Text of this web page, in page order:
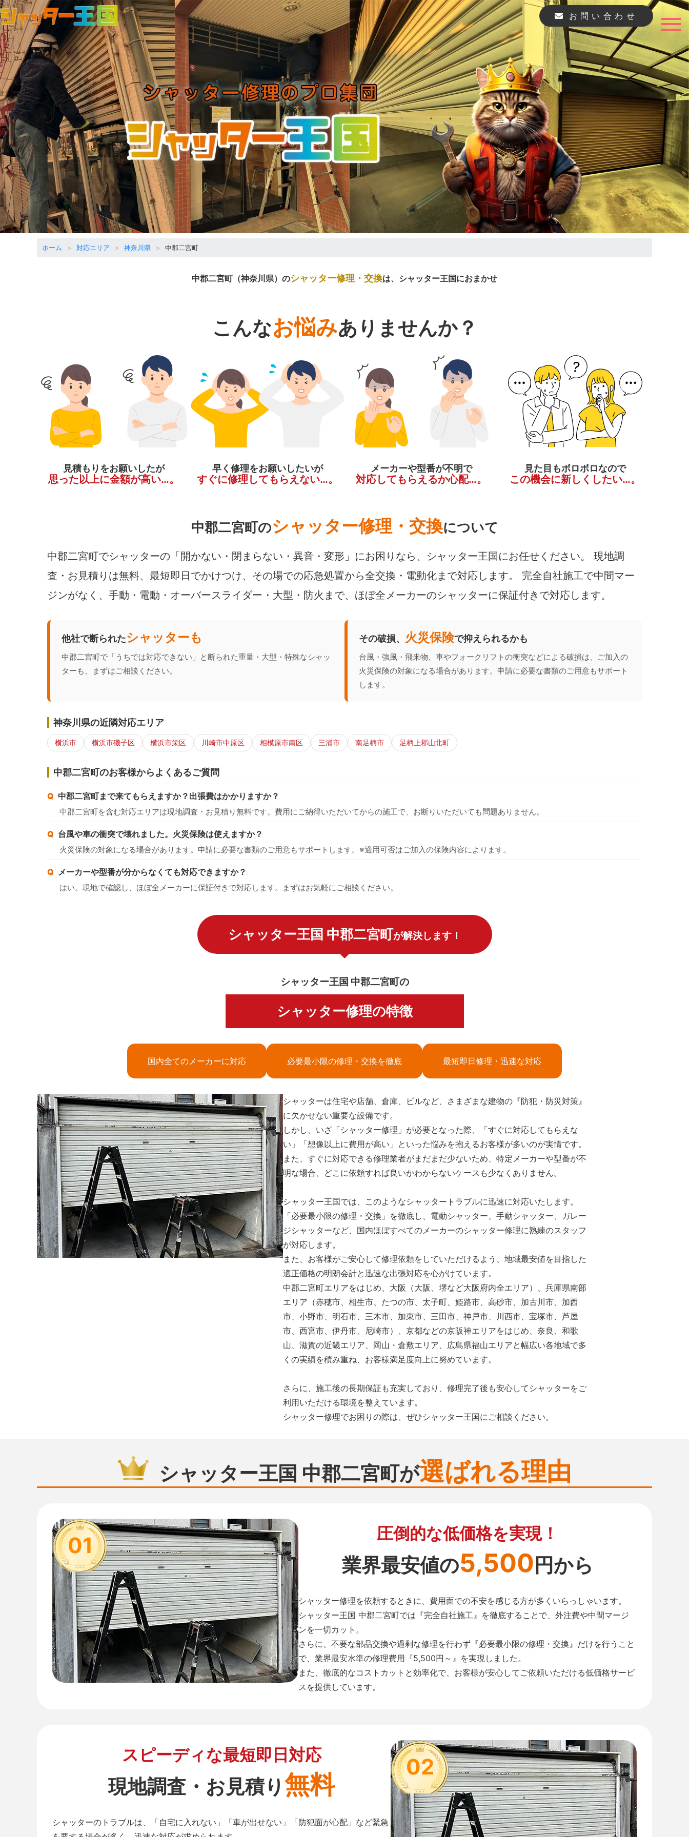
お問い合わせ
ホーム 対応エリア 神奈川県 中郡二宮町
中郡二宮町（神奈川県）のシャッター修理・交換は、シャッター王国におまかせ
こんなお悩みありませんか？
見積もりをお願いしたが
思った以上に金額が高い…。
早く修理をお願いしたいが
すぐに修理してもらえない…。
メーカーや型番が不明で
対応してもらえるか心配…。
見た目もボロボロなので
この機会に新しくしたい…。
中郡二宮町のシャッター修理・交換について
中郡二宮町でシャッターの「開かない・閉まらない・異音・変形」にお困りなら、シャッター王国にお任せください。 現地調
査・お見積りは無料、最短即日でかけつけ、その場での応急処置から全交換・電動化まで対応します。 完全自社施工で中間マー
ジンがなく、手動・電動・オーバースライダー・大型・防火まで、ほぼ全メーカーのシャッターに保証付きで対応します。
他社で断られたシャッターも
中郡二宮町で「うちでは対応できない」と断られた重量・大型・特殊なシャッ
ターも、まずはご相談ください。
その破損、 火災保険で抑えられるかも
台風・強風・飛来物、車やフォークリフトの衝突などによる破損は、ご加入の
火災保険の対象になる場合があります。申請に必要な書類のご用意もサポート
します。
神奈川県の近隣対応エリア
横浜市 横浜市磯子区 横浜市栄区 川崎市中原区 相模原市南区 三浦市 南足柄市 足柄上郡山北町
中郡二宮町のお客様からよくあるご質問
中郡二宮町まで来てもらえますか？出張費はかかりますか？
中郡二宮町を含む対応エリアは現地調査・お見積り無料です。費用にご納得いただいてからの施工で、お断りいただいても問題ありません。
台風や車の衝突で壊れました。火災保険は使えますか？
火災保険の対象になる場合があります。申請に必要な書類のご用意もサポートします。※適用可否はご加入の保険内容によります。
メーカーや型番が分からなくても対応できますか？
はい。現地で確認し、ほぼ全メーカーに保証付きで対応します。まずはお気軽にご相談ください。
シャッター王国 中郡二宮町が解決します！
シャッター王国 中郡二宮町の
シャッター修理の特徴
国内全てのメーカーに対応 必要最小限の修理・交換を徹底 最短即日修理・迅速な対応
シャッターは住宅や店舗、倉庫、ビルなど、さまざまな建物の『防犯・防災対策』
に欠かせない重要な設備です。
しかし、いざ「シャッター修理」が必要となった際、「すぐに対応してもらえな
い」「想像以上に費用が高い」といった悩みを抱えるお客様が多いのが実情です。
また、すぐに対応できる修理業者がまだまだ少ないため、特定メーカーや型番が不
明な場合、どこに依頼すれば良いかわからないケースも少なくありません。
シャッター王国では、このようなシャッタートラブルに迅速に対応いたします。
「必要最小限の修理・交換」を徹底し、電動シャッター、手動シャッター、ガレー
ジシャッターなど、国内ほぼすべてのメーカーのシャッター修理に熟練のスタッフ
が対応します。
また、お客様がご安心して修理依頼をしていただけるよう、地域最安値を目指した
適正価格の明朗会計と迅速な出張対応を心がけています。
中郡二宮町エリアをはじめ、大阪（大阪、堺など大阪府内全エリア）、兵庫県南部
エリア（赤穂市、相生市、たつの市、太子町、姫路市、高砂市、加古川市、加西
市、小野市、明石市、三木市、加東市、三田市、神戸市、川西市、宝塚市、芦屋
市、西宮市、伊丹市、尼崎市）、京都などの京阪神エリアをはじめ、奈良、和歌
山、滋賀の近畿エリア、岡山・倉敷エリア、広島県福山エリアと幅広い各地域で多
くの実績を積み重ね、お客様満足度向上に努めています。
さらに、施工後の長期保証も充実しており、修理完了後も安心してシャッターをご
利用いただける環境を整えています。
シャッター修理でお困りの際は、ぜひシャッター王国にご相談ください。
シャッター王国 中郡二宮町が選ばれる理由
01 圧倒的な低価格を実現！
業界最安値の5,500円から
シャッター修理を依頼するときに、費用面での不安を感じる方が多くいらっしゃいます。
シャッター王国 中郡二宮町では『完全自社施工』を徹底することで、外注費や中間マージ
ンを一切カット。
さらに、不要な部品交換や過剰な修理を行わず『必要最小限の修理・交換』だけを行うこと
で、業界最安水準の修理費用『5,500円～』を実現しました。
また、徹底的なコストカットと効率化で、お客様が安心してご依頼いただける低価格サービ
スを提供しています。
02
スピーディな最短即日対応
現地調査・お見積り無料
シャッターのトラブルは、「自宅に入れない」「車が出せない」「防犯面が心配」など緊急